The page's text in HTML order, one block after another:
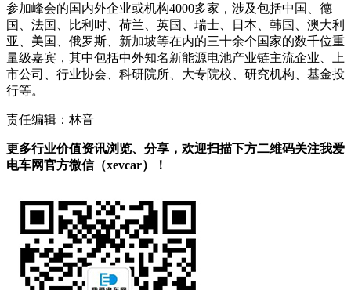
参加峰会的国内外企业或机构4000多家，涉及包括中国、德
国、法国、比利时、荷兰、英国、瑞士、日本、韩国、澳大利
亚、美国、俄罗斯、新加坡等在内的三十余个国家的数千位重
量级嘉宾，其中包括中外知名新能源电池产业链主流企业、上
市公司、行业协会、科研院所、大专院校、研究机构、基金投
行等。
责任编辑：林音
更多行业价值资讯浏览、分享，欢迎扫描下方二维码关注我爱
电车网官方微信（xevcar）！